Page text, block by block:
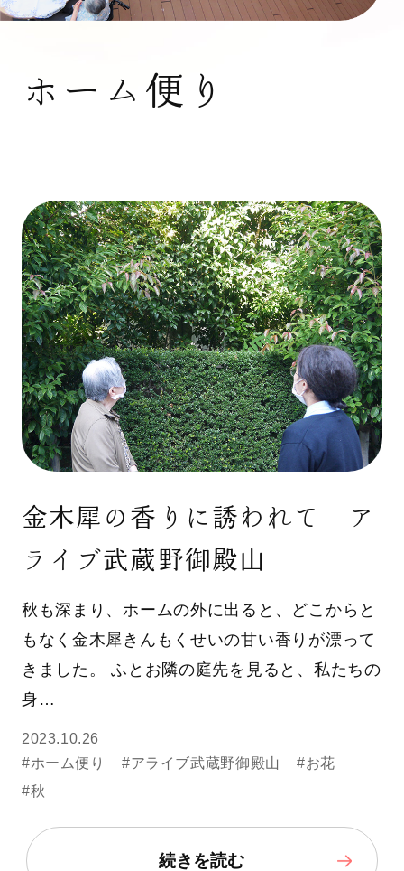
ホーム便り
金木犀の香りに誘われて ア
ライブ武蔵野御殿山
秋も深まり、ホームの外に出ると、どこからと
もなく金木犀きんもくせいの甘い香りが漂って
きました。 ふとお隣の庭先を見ると、私たちの
身…
2023.10.26
#ホーム便り
#アライブ武蔵野御殿山
#お花
#秋
続きを読む